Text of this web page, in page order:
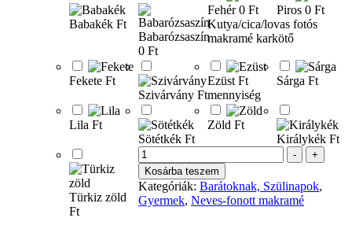
Babakék Ft
Babarózsaszín
0 Ft
Fehér 0 Ft Piros 0 Ft
Fekete Ft
Szivárvány Ft
Ezüst Ft Sárga Ft
Lila Ft
Sötétkék Ft
Zöld Ft
Királykék Ft
Türkiz zöld
Ft
Kutya/cica/lovas fotós
makramé karkötő
mennyiség
-
+
Kosárba teszem
Kategóriák: Barátoknak, Szülinapok,
Gyermek, Neves-fonott makramé